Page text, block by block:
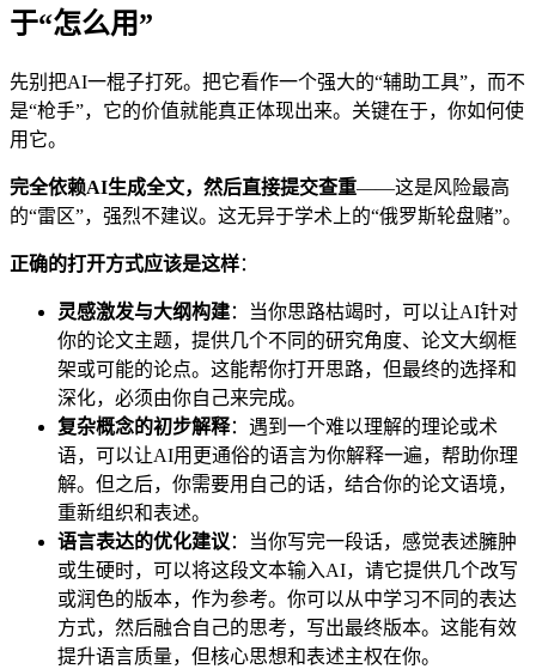
于“怎么用”
先别把AI一棍子打死。把它看作一个强大的“辅助工具”，而不
是“枪手”，它的价值就能真正体现出来。关键在于，你如何使
用它。
完全依赖AI生成全文，然后直接提交查重——这是风险最高
的“雷区”，强烈不建议。这无异于学术上的“俄罗斯轮盘赌”。
正确的打开方式应该是这样：
灵感激发与大纲构建：当你思路枯竭时，可以让AI针对
你的论文主题，提供几个不同的研究角度、论文大纲框
架或可能的论点。这能帮你打开思路，但最终的选择和
深化，必须由你自己来完成。
复杂概念的初步解释：遇到一个难以理解的理论或术
语，可以让AI用更通俗的语言为你解释一遍，帮助你理
解。但之后，你需要用自己的话，结合你的论文语境，
重新组织和表述。
语言表达的优化建议 ：当你写完一段话，感觉表述臃肿
或生硬时，可以将这段文本输入AI，请它提供几个改写
或润色的版本，作为参考。你可以从中学习不同的表达
方式，然后融合自己的思考，写出最终版本。这能有效
提升语言质量，但核心思想和表述主权在你。